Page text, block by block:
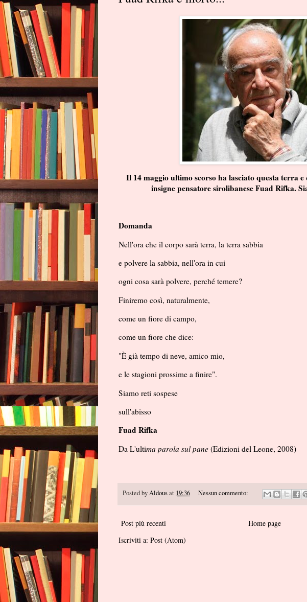
Il 14 maggio ultimo scorso ha lasciato questa terra
insigne pensatore sirolibanese Fuad Rifka.
Domanda
Nell'ora che il corpo sarà terra, la terra sabbia
e polvere la sabbia, nell'ora in cui
ogni cosa sarà polvere, perché temere?
Finiremo così, naturalmente,
come un fiore di campo,
come un fiore che dice:
"È già tempo di neve, amico mio,
e le stagioni prossime a finire".
Siamo reti sospese
sull'abisso
Fuad Rifka
Da L'ultima parola sul pane (Edizioni del Leone, 2008)
Posted byAldousat 19:36 Nessun commento:
Post più recenti
Home page
Iscriviti a: Post (Atom)